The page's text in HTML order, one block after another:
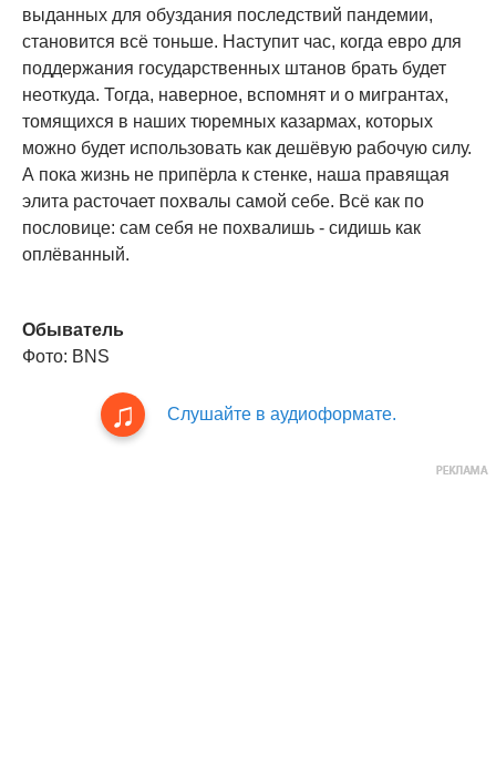
выданных для обуздания последствий пандемии,
становится всё тоньше. Наступит час, когда евро для
поддержания государственных штанов брать будет
неоткуда. Тогда, наверное, вспомнят и о мигрантах,
томящихся в наших тюремных казармах, которых
можно будет использовать как дешёвую рабочую силу.
А пока жизнь не припёрла к стенке, наша правящая
элита расточает похвалы самой себе. Всё как по
пословице: сам себя не похвалишь - сидишь как
оплёванный.
Обыватель
Фото: BNS
Слушайте в аудиоформате.